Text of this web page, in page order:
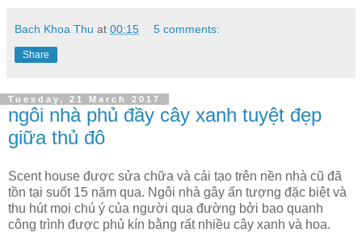
Bach Khoa Thu at 00:15 5 comments:
Share
Tuesday, 21 March 2017
ngôi nhà phủ đầy cây xanh tuyệt đẹp
giữa thủ đô
Scent house được sửa chữa và cải tạo trên nền nhà cũ đã
tồn tại suốt 15 năm qua. Ngôi nhà gây ấn tượng đặc biệt và
thu hút mọi chú ý của người qua đường bởi bao quanh
công trình được phủ kín bằng rất nhiều cây xanh và hoa.